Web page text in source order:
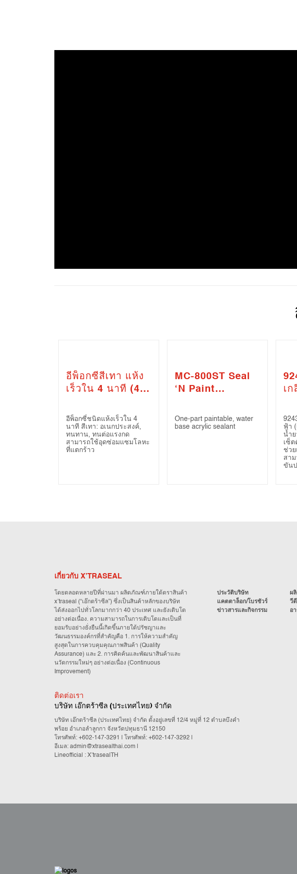
อีพ็อกซี่สีเทา แห้ง
เร็วใน 4 นาที (4
Epoxy)
อีพ็อกซี่ชนิดแห้งเร็วใน 4
นาที สีเทา: อเนกประสงค์,
ทนทาน, ทนต่อแรงกด
สามารถใช้อุดซ่อมแซมโลหะ
ที่แตกร้าว
MC-800ST Seal
‘N Paint
Filler
One-part paintable, water
base acrylic sealant
เ
ฟ้า
น้ำ
เซ็
ช่ว
สา
ขัน
เกี่ยวกับ X’TRASEAL
โดยตลอดหลายปีที่ผ่านมา ผลิตภัณฑ์ภายใต้ตราสินค้า
x’traseal (“เอ๊กตร้าซีล”) ซึ่งเป็นสินค้าหลักของบริษัท
ได้ส่งออกไปทั่วโลกมากกว่า 40 ประเทศ และยังเติบโต
อย่างต่อเนื่อง. ความสามารถในการเติบโตและเป็นที่
ยอมรับอย่างยั่งยืนนี้เกิดขึ้นภายใต้ปรัชญาและ
วัฒนธรรมองค์กรที่สำคัญคือ 1. การให้ความสำคัญ
สูงสุดในการควบคุมคุณภาพสินค้า (Quality
Assurance) และ 2. การคิดค้นและพัฒนาสินค้าและ
นวัตกรรมใหม่ๆ อย่างต่อเนื่อง (Continuous
Improvement)
ประวัติบริษัท ผ
แคตตาล็อก/โบรชัวร์
วี
ข่าวสารและกิจกรรม
อ
ติดต่อเรา
บริษัท เอ๊กตร้าซีล (ประเทศไทย) จำกัด
บริษัท เอ๊กตร้าซีล (ประเทศไทย) จำกัด ตั้งอยู่เลขที่ 12/4 หมู่ที่ 12 ตำบลบึงคำ
พร้อย อำเภอลำลูกกา จังหวัดปทุมธานี 12150
โทรศัพท์: +602-147-3291 | โทรศัพท์: +602-147-3292
อีเมล: admin@xtrasealthai.com
Lineofficial : X’trasealTH